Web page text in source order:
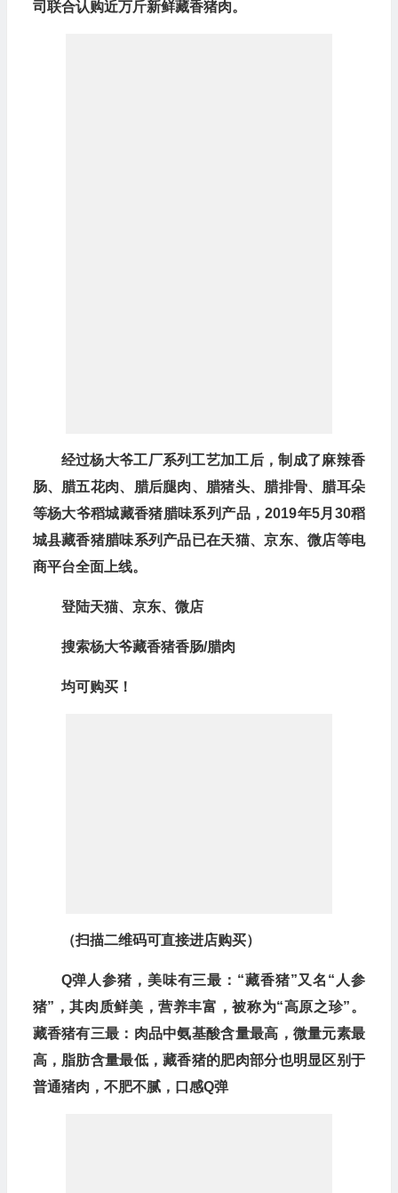
司联合认购近万斤新鲜藏香猪肉。
经过杨大爷工厂系列工艺加工后，制成了麻辣香
肠、腊五花肉、腊后腿肉、腊猪头、腊排骨、腊耳朵
等杨大爷稻城藏香猪腊味系列产品，2019年5月30稻
城县藏香猪腊味系列产品已在天猫、京东、微店等电
商平台全面上线。
登陆天猫、京东、微店
搜索杨大爷藏香猪香肠/腊肉
均可购买！
（扫描二维码可直接进店购买）
Q弹人参猪，美味有三最：“藏香猪”又名“人参
猪”，其肉质鲜美，营养丰富，被称为“高原之珍”。
藏香猪有三最：肉品中氨基酸含量最高，微量元素最
高，脂肪含量最低，藏香猪的肥肉部分也明显区别于
普通猪肉，不肥不腻，口感Q弹